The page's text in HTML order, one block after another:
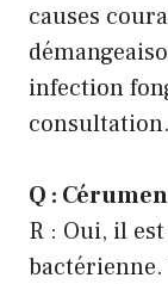
causes
infection
consultation.
Q :
R : Oui, il